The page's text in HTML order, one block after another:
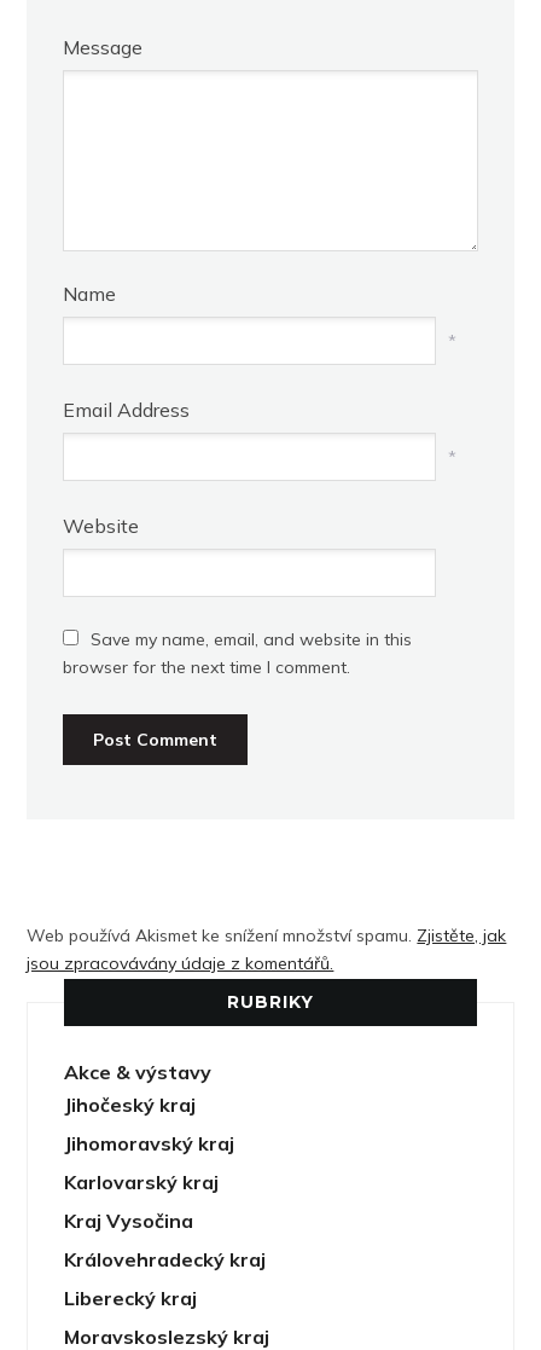
Message
Name
*
Email Address
*
Website
Save my name, email, and website in this
browser for the next time I comment.
Web používá Akismet ke snížení množství spamu. Zjistěte, jak
jsou zpracovávány údaje z komentářů.
RUBRIKY
Akce & výstavy
Jihočeský kraj
Jihomoravský kraj
Karlovarský kraj
Kraj Vysočina
Královehradecký kraj
Liberecký kraj
Moravskoslezský kraj